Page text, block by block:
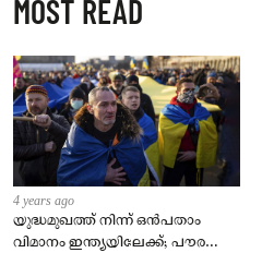
MOST READ
4 years ago
യുദ്ധമുഖത്ത് നിന്ന് ഒൻപതാം
വിമാനം ഇന്ത്യയിലേക്ക്; പൗരന്മാർ